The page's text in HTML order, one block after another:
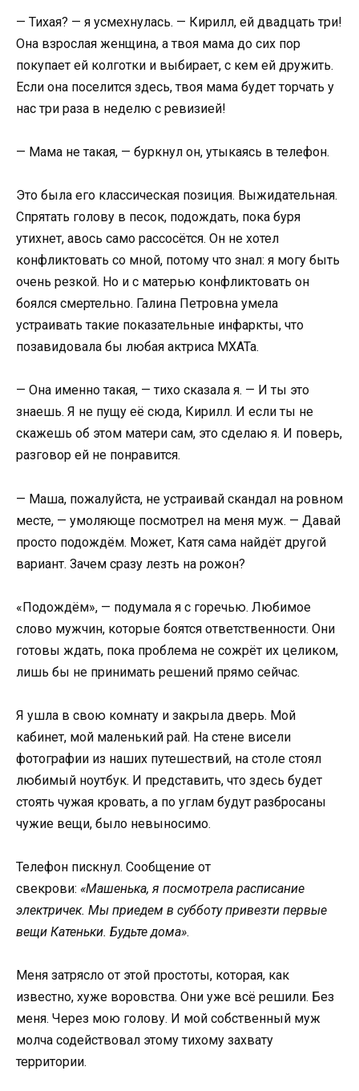
— Тихая? — я усмехнулась. — Кирилл, ей двадцать три!
Она взрослая женщина, а твоя мама до сих пор
покупает ей колготки и выбирает, с кем ей дружить.
Если она поселится здесь, твоя мама будет торчать у
нас три раза в неделю с ревизией!
— Мама не такая, — буркнул он, утыкаясь в телефон.
Это была его классическая позиция. Выжидательная.
Спрятать голову в песок, подождать, пока буря
утихнет, авось само рассосётся. Он не хотел
конфликтовать со мной, потому что знал: я могу быть
очень резкой. Но и с матерью конфликтовать он
боялся смертельно. Галина Петровна умела
устраивать такие показательные инфаркты, что
позавидовала бы любая актриса МХАТа.
— Она именно такая, — тихо сказала я. — И ты это
знаешь. Я не пущу её сюда, Кирилл. И если ты не
скажешь об этом матери сам, это сделаю я. И поверь,
разговор ей не понравится.
— Маша, пожалуйста, не устраивай скандал на ровном
месте, — умоляюще посмотрел на меня муж. — Давай
просто подождём. Может, Катя сама найдёт другой
вариант. Зачем сразу лезть на рожон?
«Подождём», — подумала я с горечью. Любимое
слово мужчин, которые боятся ответственности. Они
готовы ждать, пока проблема не сожрёт их целиком,
лишь бы не принимать решений прямо сейчас.
Я ушла в свою комнату и закрыла дверь. Мой
кабинет, мой маленький рай. На стене висели
фотографии из наших путешествий, на столе стоял
любимый ноутбук. И представить, что здесь будет
стоять чужая кровать, а по углам будут разбросаны
чужие вещи, было невыносимо.
Телефон пискнул. Сообщение от
свекрови: «Машенька, я посмотрела расписание
электричек. Мы приедем в субботу привезти первые
вещи Катеньки. Будьте дома».
Меня затрясло от этой простоты, которая, как
известно, хуже воровства. Они уже всё решили. Без
меня. Через мою голову. И мой собственный муж
молча содействовал этому тихому захвату
территории.